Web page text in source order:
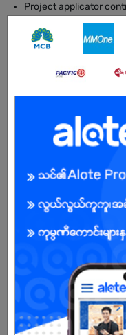
Project applicator
BENEFITS
Allowence - for site visits
Bonus and Tips
OT fees for overtime days